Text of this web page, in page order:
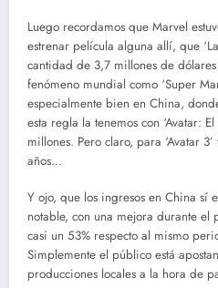
Luego recordamos que Marvel
estrenar película alguna allí, que
cantidad de 3,7 millones de
fenómeno mundial como ‘Super
especialmente bien en China,
esta regla la tenemos con ‘Avatar:
millones. Pero claro, para ‘Avatar
años…
Y ojo, que los ingresos en China sí
notable, con una mejora durante
casi un 53% respecto al mismo
Simplemente el público está
producciones locales a la hora de